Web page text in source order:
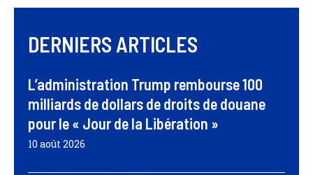
DERNIERS ARTICLES
L’administration Trump rembourse 100
milliards de dollars de droits de douane
pour le « Jour de la Libération »
10 août 2026